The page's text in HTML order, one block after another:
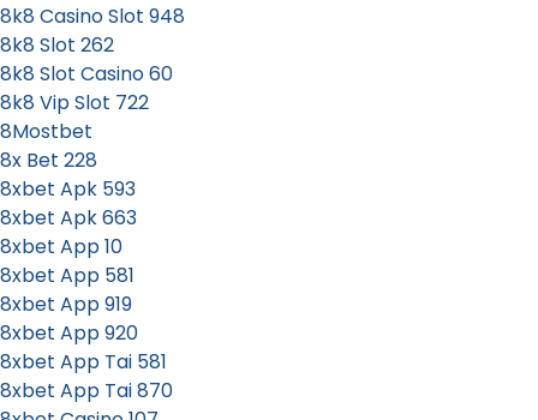
8k8 Casino Slot 948
8k8 Slot 262
8k8 Slot Casino 60
8k8 Vip Slot 722
8Mostbet
8x Bet 228
8xbet Apk 593
8xbet Apk 663
8xbet App 10
8xbet App 581
8xbet App 919
8xbet App 920
8xbet App Tai 581
8xbet App Tai 870